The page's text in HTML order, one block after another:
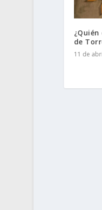
¿Quién
de
11 de